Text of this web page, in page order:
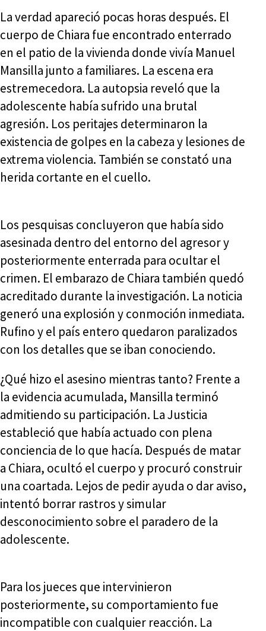
La verdad apareció pocas horas después. El
cuerpo de Chiara fue encontrado enterrado
en el patio de la vivienda donde vivía Manuel
Mansilla junto a familiares. La escena era
estremecedora. La autopsia reveló que la
adolescente había sufrido una brutal
agresión. Los peritajes determinaron la
existencia de golpes en la cabeza y lesiones de
extrema violencia. También se constató una
herida cortante en el cuello.
Los pesquisas concluyeron que había sido
asesinada dentro del entorno del agresor y
posteriormente enterrada para ocultar el
crimen. El embarazo de Chiara también quedó
acreditado durante la investigación. La noticia
generó una explosión y conmoción inmediata.
Rufino y el país entero quedaron paralizados
con los detalles que se iban conociendo.
¿Qué hizo el asesino mientras tanto? Frente a
la evidencia acumulada, Mansilla terminó
admitiendo su participación. La Justicia
estableció que había actuado con plena
conciencia de lo que hacía. Después de matar
a Chiara, ocultó el cuerpo y procuró construir
una coartada. Lejos de pedir ayuda o dar aviso,
intentó borrar rastros y simular
desconocimiento sobre el paradero de la
adolescente.
Para los jueces que intervinieron
posteriormente, su comportamiento fue
incompatible con cualquier reacción. La